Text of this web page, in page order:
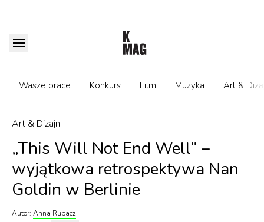
Wasze prace Konkurs Film Muzyka Art &
Art & Dizajn
„This Will Not End Well” –
wyjątkowa retrospektywa Nan
Goldin w Berlinie
Autor: Anna Rupacz